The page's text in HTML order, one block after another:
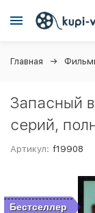
Главная
Запасный
серий,
Артикул: f19908
Бестселлер